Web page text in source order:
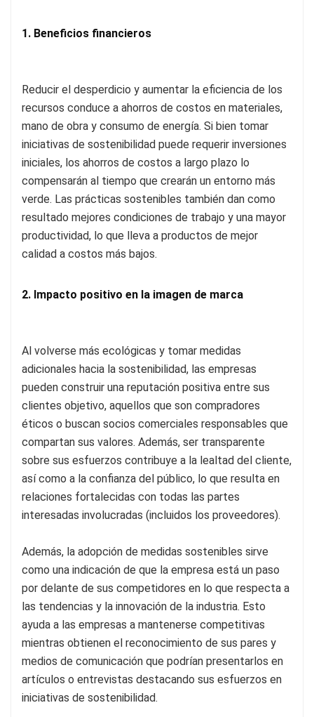
1. Beneficios financieros
Reducir el desperdicio y aumentar la eficiencia de los
recursos conduce a ahorros de costos en materiales,
mano de obra y consumo de energía. Si bien tomar
iniciativas de sostenibilidad puede requerir inversiones
iniciales, los ahorros de costos a largo plazo lo
compensarán al tiempo que crearán un entorno más
verde. Las prácticas sostenibles también dan como
resultado mejores condiciones de trabajo y una mayor
productividad, lo que lleva a productos de mejor
calidad a costos más bajos.
2. Impacto positivo en la imagen de marca
Al volverse más ecológicas y tomar medidas
adicionales hacia la sostenibilidad, las empresas
pueden construir una reputación positiva entre sus
clientes objetivo, aquellos que son compradores
éticos o buscan socios comerciales responsables que
compartan sus valores. Además, ser transparente
sobre sus esfuerzos contribuye a la lealtad del cliente,
así como a la confianza del público, lo que resulta en
relaciones fortalecidas con todas las partes
interesadas involucradas (incluidos los proveedores).
Además, la adopción de medidas sostenibles sirve
como una indicación de que la empresa está un paso
por delante de sus competidores en lo que respecta a
las tendencias y la innovación de la industria. Esto
ayuda a las empresas a mantenerse competitivas
mientras obtienen el reconocimiento de sus pares y
medios de comunicación que podrían presentarlos en
artículos o entrevistas destacando sus esfuerzos en
iniciativas de sostenibilidad.